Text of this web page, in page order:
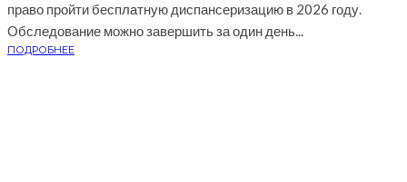
право пройти бесплатную диспансеризацию в 2026 году.
Обследование можно завершить за один день...
ПОДРОБНЕЕ